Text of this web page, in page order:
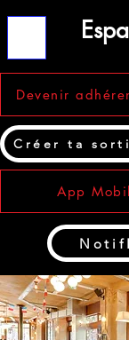
Devenir
Créer ta
App